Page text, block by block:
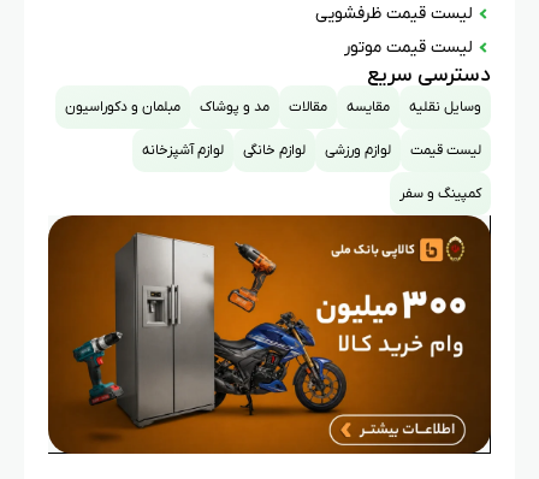
لیست قیمت ظرفشویی
لیست قیمت موتور
دسترسی سریع
وسایل نقلیه مقایسه مقالات مد و پوشاک مبلمان و دکوراسیون
لیست قیمت لوازم ورزشی لوازم خانگی لوازم آشپزخانه
کمپینگ و سفر